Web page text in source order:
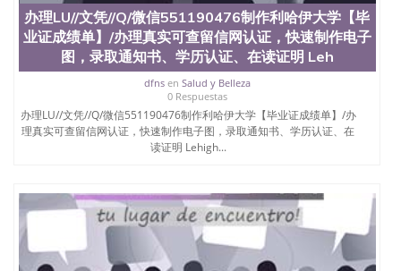
办理LU//文凭//Q/微信551190476制作利哈伊大学【毕
业证成绩单】/办理真实可查留信网认证，快速制作电子
图，录取通知书、学历认证、在读证明 Leh
dfnsen Salud y Belleza
0 Respuestas
办理LU//文凭//Q/微信551190476制作利哈伊大学【毕业证成绩单】/办
理真实可查留信网认证，快速制作电子图，录取通知书、学历认证、在
读证明 Lehigh...